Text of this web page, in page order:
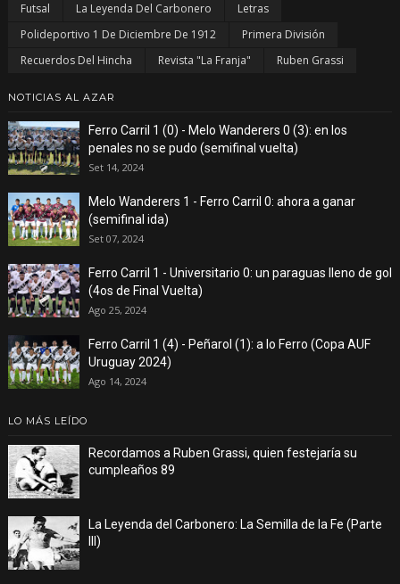
Futsal
La Leyenda Del Carbonero
Letras
Polideportivo 1 De Diciembre De 1912
Primera División
Recuerdos Del Hincha
Revista "La Franja" Ruben Grassi
NOTICIAS AL AZAR
Ferro Carril 1 (0) - Melo Wanderers 0 (3): en los
penales no se pudo (semifinal vuelta)
Set 14, 2024
Melo Wanderers 1 - Ferro Carril 0: ahora a ganar
(semifinal ida)
Set 07, 2024
Ferro Carril 1 - Universitario 0: un paraguas lleno de gol
(4os de Final Vuelta)
Ago 25, 2024
Ferro Carril 1 (4) - Peñarol (1): a lo Ferro (Copa AUF
Uruguay 2024)
Ago 14, 2024
LO MÁS LEÍDO
Recordamos a Ruben Grassi, quien festejaría su
cumpleaños 89
La Leyenda del Carbonero: La Semilla de la Fe (Parte
III)